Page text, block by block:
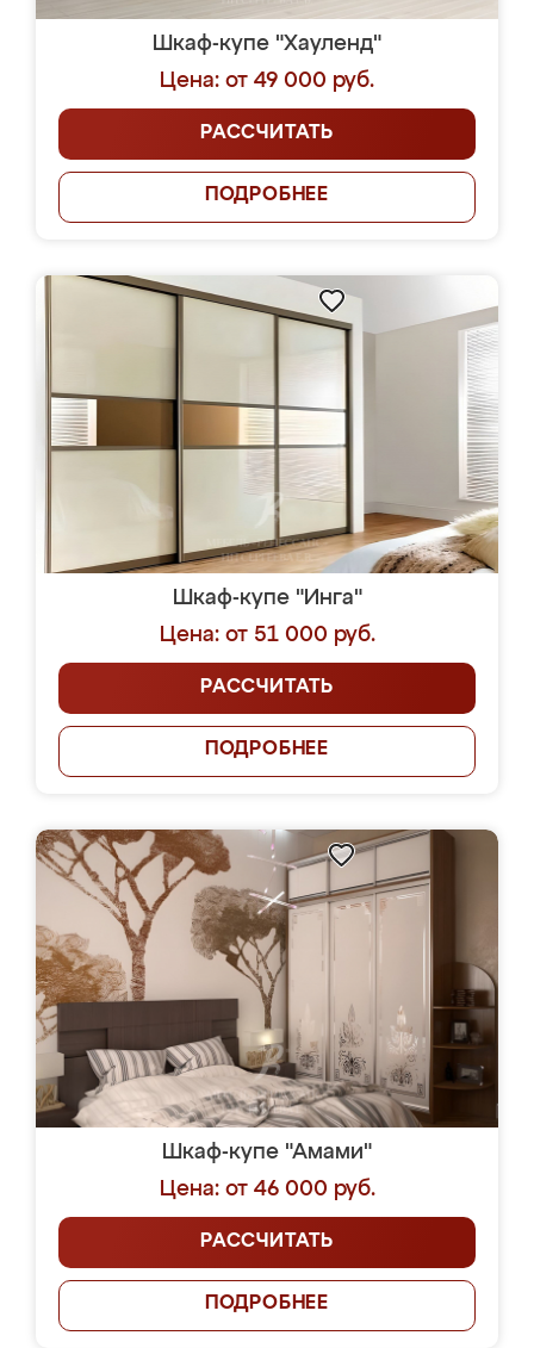
Шкаф-купе "Хауленд"
Цена: от 49 000 руб.
РАССЧИТАТЬ
ПОДРОБНЕЕ
Шкаф-купе "Инга"
Цена: от 51 000 руб.
РАССЧИТАТЬ
ПОДРОБНЕЕ
Шкаф-купе "Амами"
Цена: от 46 000 руб.
РАССЧИТАТЬ
ПОДРОБНЕЕ